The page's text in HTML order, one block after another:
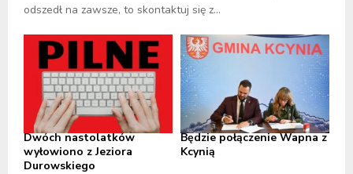
odszedł na zawsze, to skontaktuj się z...
Dwóch nastolatków
wyłowiono z Jeziora
Durowskiego
Będzie połączenie Wapna z
Kcynią